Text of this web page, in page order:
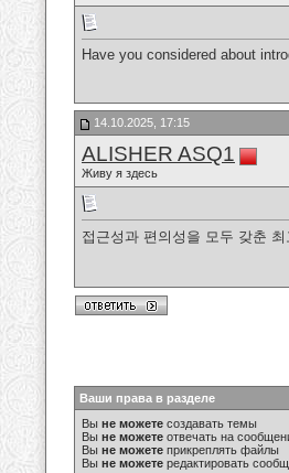
Have you considered about
14.10.2025, 17:15
ALISHER ASQ1
Живу я здесь
접근성과 편의성을 모두 갖춘
Ваши права в разделе
Вы не можете создавать темы
Вы не можете отвечать на
Вы не можете прикреплять файлы
Вы не можете редактировать